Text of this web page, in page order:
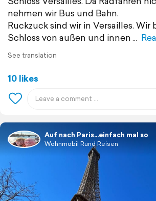
nehmen wir Bus und Bahn.
Ruckzuck sind wir in Versailles. Wir
Schloss von außen und innen
See translation
10 likes
Auf nach Paris…einfach mal so
Wohnmobil Rund Reisen